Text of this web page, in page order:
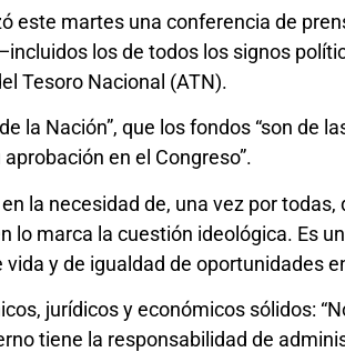
este martes una conferencia de
los de todos los signos
Tesoro Nacional (ATN).
la Nación”, que los fondos “son de
en el Congreso”.
la necesidad de, una vez por
marca la cuestión ideológica. Es
y de igualdad de oportunidades
jurídicos y económicos sólidos:
tiene la responsabilidad de